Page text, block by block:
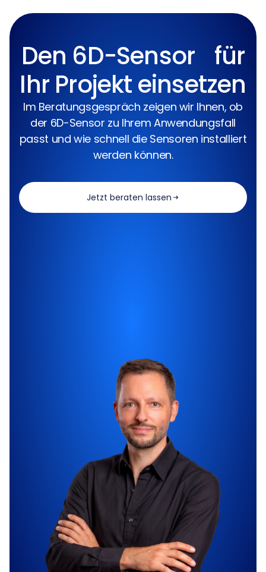
Den 6D-Sensor für
Ihr Projekt einsetzen
Im Beratungsgespräch zeigen wir Ihnen, ob
der 6D-Sensor zu Ihrem Anwendungsfall
passt und wie schnell die Sensoren installiert
werden können.
Jetzt beraten lassen